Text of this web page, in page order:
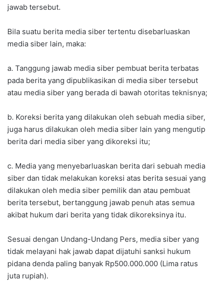
jawab tersebut.
Bila suatu berita media siber tertentu disebarluaskan
media siber lain, maka:
a. Tanggung jawab media siber pembuat berita terbatas
pada berita yang dipublikasikan di media siber tersebut
atau media siber yang berada di bawah otoritas teknisnya;
b. Koreksi berita yang dilakukan oleh sebuah media siber,
juga harus dilakukan oleh media siber lain yang mengutip
berita dari media siber yang dikoreksi itu;
c. Media yang menyebarluaskan berita dari sebuah media
siber dan tidak melakukan koreksi atas berita sesuai yang
dilakukan oleh media siber pemilik dan atau pembuat
berita tersebut, bertanggung jawab penuh atas semua
akibat hukum dari berita yang tidak dikoreksinya itu.
Sesuai dengan Undang-Undang Pers, media siber yang
tidak melayani hak jawab dapat dijatuhi sanksi hukum
pidana denda paling banyak Rp500.000.000 (Lima ratus
juta rupiah).